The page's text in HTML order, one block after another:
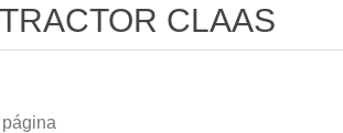
CLAAS